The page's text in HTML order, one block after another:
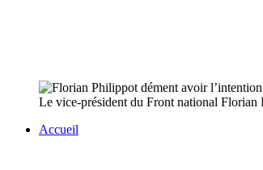
Le vice-président du Front national
Accueil